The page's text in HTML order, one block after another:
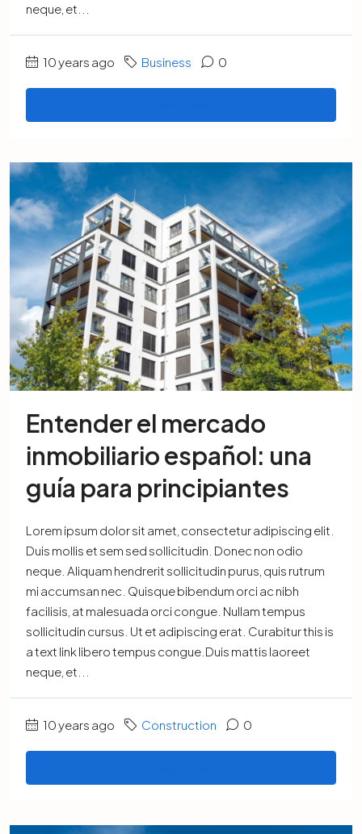
neque, et...
10 years ago Business 0
Entender el mercado
inmobiliario español: una
guía para principiantes
Lorem ipsum dolor sit amet, consectetur adipiscing elit.
Duis mollis et sem sed sollicitudin. Donec non odio
neque. Aliquam hendrerit sollicitudin purus, quis rutrum
mi accumsan nec. Quisque bibendum orci ac nibh
facilisis, at malesuada orci congue. Nullam tempus
sollicitudin cursus. Ut et adipiscing erat. Curabitur this is
a text link libero tempus congue.Duis mattis laoreet
neque, et...
10 years ago Construction 0